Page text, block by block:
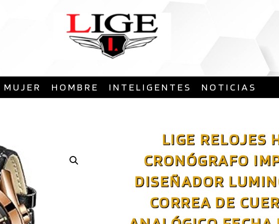
al
contenido
MUJER HOMBRE INTELIGENTES NOTICIAS
LIGE RELOJES
CRONÓGRAFO
DISEÑADOR
CORREA DE